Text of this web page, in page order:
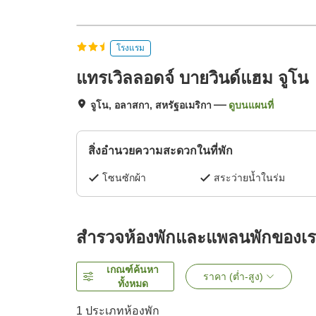
โรงแรม
แทรเวิลลอดจ์ บายวินด์แฮม จูโน
จูโน, อลาสกา, สหรัฐอเมริกา ดูบนแผนที่
สิ่งอำนวยความสะดวกในที่พัก
โซนซักผ้า สระว่ายน้ำในร่ม
สำรวจห้องพักและแพลนพักของเ
เกณฑ์ค้นหา
ทั้งหมด
ราคา (ต่ำ-สูง)
1 ประเภทห้องพัก